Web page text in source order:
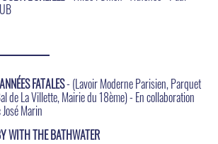
FATALES- (Lavoir Moderne Parisien, Parquet
de La Villette, Mairie du 18ème) - En collaboration
Marin
WITH THE BATHWATER